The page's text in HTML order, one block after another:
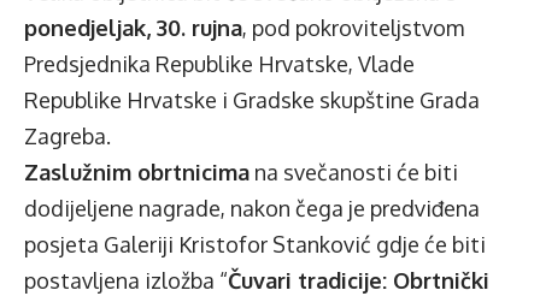
ponedjeljak, 30. rujna, pod pokroviteljstvom
Predsjednika Republike Hrvatske, Vlade
Republike Hrvatske i Gradske skupštine Grada
Zagreba.
Zaslužnim obrtnicima na svečanosti će biti
dodijeljene nagrade, nakon čega je predviđena
posjeta Galeriji Kristofor Stanković gdje će biti
postavljena izložba “Čuvari tradicije: Obrtnički